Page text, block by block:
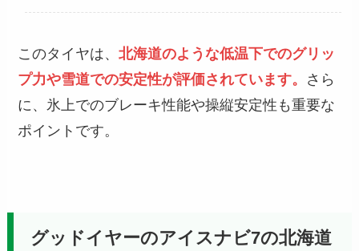
このタイヤは、北海道のような低温下でのグリッ
プ力や雪道での安定性が評価されています。 さら
に、氷上でのブレーキ性能や操縦安定性も重要な
ポイントです。
グッドイヤーのアイスナビ7の北海道